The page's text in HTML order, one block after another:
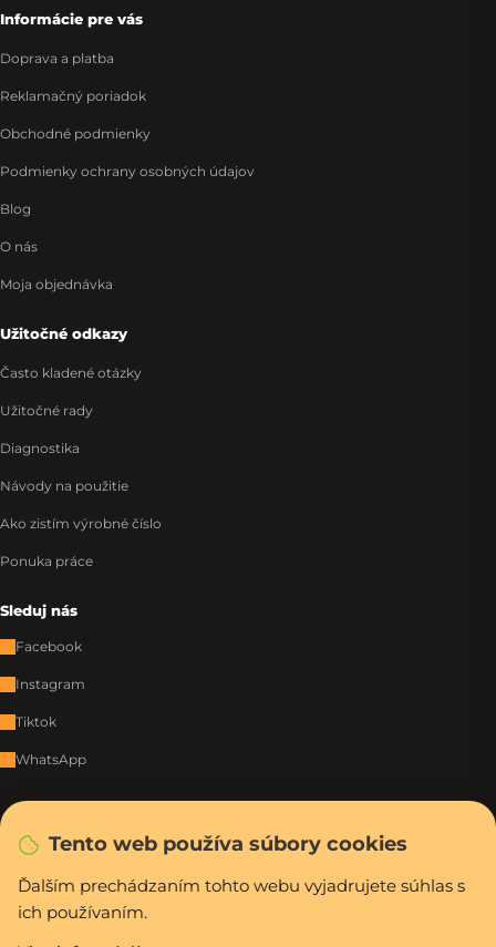
Tento web používa súbory cookies
Ďalším prechádzaním tohto webu vyjadrujete súhlas s
ich používaním.
Informácie pre vás
Doprava a platba
Reklamačný poriadok
Obchodné podmienky
Podmienky ochrany osobných údajov
Blog
O nás
Moja objednávka
Užitočné odkazy
Často kladené otázky
Užitočné rady
Diagnostika
Návody na použitie
Ako zistím výrobné číslo
Ponuka práce
Sleduj nás
Facebook
Instagram
Tiktok
WhatsApp
Vytvoril Shoptet Premium